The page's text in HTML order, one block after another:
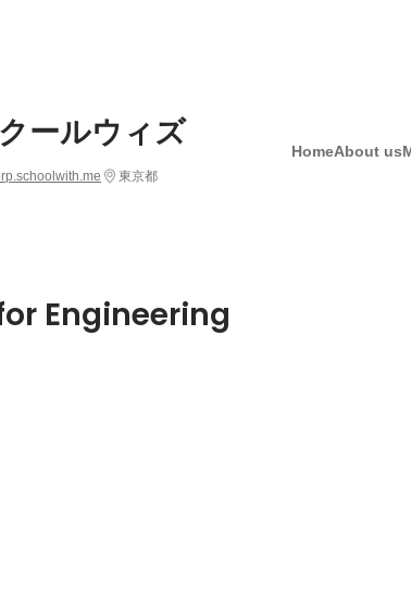
ールウィズ
東京都
HomeAbout us
Engineering